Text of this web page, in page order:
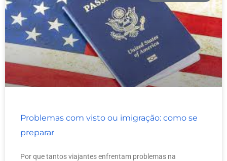
Problemas com visto ou imigração: como se
preparar
Por que tantos viajantes enfrentam problemas na